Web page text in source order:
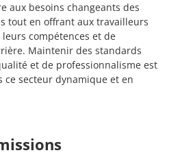
aux besoins changeants des
tout en offrant aux travailleurs
leurs compétences et de
Maintenir des standards
et de professionnalisme est
secteur dynamique et en